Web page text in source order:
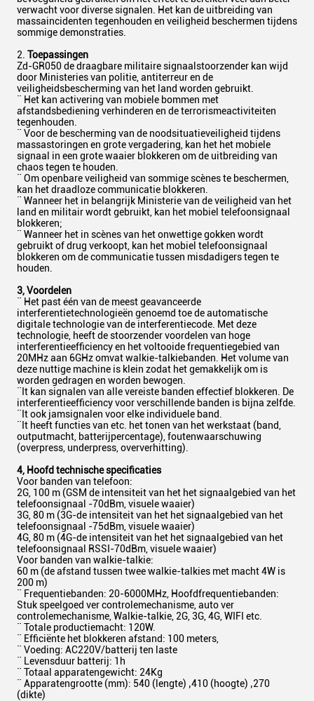
verwacht voor diverse signalen. Het kan de uitbreiding van
massaincidenten tegenhouden en veiligheid beschermen tijdens
sommige demonstraties.
2. Toepassingen
Zd-GR050 de draagbare militaire signaalstoorzender kan wijd
door Ministeries van politie, antiterreur en de
veiligheidsbescherming van het land worden gebruikt.
¨ Het kan activering van mobiele bommen met
afstandsbediening verhinderen en de terrorismeactiviteiten
tegenhouden.
¨ Voor de bescherming van de noodsituatieveiligheid tijdens
massastoringen en grote vergadering, kan het het mobiele
signaal in een grote waaier blokkeren om de uitbreiding van
chaos tegen te houden.
¨ Om openbare veiligheid van sommige scènes te beschermen,
kan het draadloze communicatie blokkeren.
¨ Wanneer het in belangrijk Ministerie van de veiligheid van het
land en militair wordt gebruikt, kan het mobiel telefoonsignaal
blokkeren;
¨ Wanneer het in scènes van het onwettige gokken wordt
gebruikt of drug verkoopt, kan het mobiel telefoonsignaal
blokkeren om de communicatie tussen misdadigers tegen te
houden.
3, Voordelen
¨ Het past één van de meest geavanceerde
interferentietechnologieën genoemd toe de automatische
digitale technologie van de interferentiecode. Met deze
technologie, heeft de stoorzender voordelen van hoge
interferentieefficiency en het voltooide frequentiegebied van
20MHz aan 6GHz omvat walkie-talkiebanden. Het volume van
deze nuttige machine is klein zodat het gemakkelijk om is
worden gedragen en worden bewogen.
¨It kan signalen van alle vereiste banden effectief blokkeren. De
interferentieefficiency voor verschillende banden is bijna zelfde.
¨It ook jamsignalen voor elke individuele band.
¨It heeft functies van etc. het tonen van het werkstaat (band,
outputmacht, batterijpercentage), foutenwaarschuwing
(overpress, underpress, oververhitting).
4, Hoofd technische specificaties
Voor banden van telefoon:
2G, 100 m (GSM de intensiteit van het het signaalgebied van het
telefoonsignaal -70dBm, visuele waaier)
3G, 80 m (3G-de intensiteit van het het signaalgebied van het
telefoonsignaal -75dBm, visuele waaier)
4G, 80 m (4G-de intensiteit van het het signaalgebied van het
telefoonsignaal RSSI-70dBm, visuele waaier)
Voor banden van walkie-talkie:
60 m (de afstand tussen twee walkie-talkies met macht 4W is
200 m)
¨ Frequentiebanden: 20-6000MHz, Hoofdfrequentiebanden:
Stuk speelgoed ver controlemechanisme, auto ver
controlemechanisme, Walkie-talkie, 2G, 3G, 4G, WIFI etc.
¨ Totale productiemacht: 120W.
¨ Efficiënte het blokkeren afstand: 100 meters,
¨ Voeding: AC220V/batterij ten laste
¨ Levensduur batterij: 1h
¨ Totaal apparatengewicht: 24Kg
¨ Apparatengrootte (mm): 540 (lengte) ‚410 (hoogte) ‚270
(dikte)